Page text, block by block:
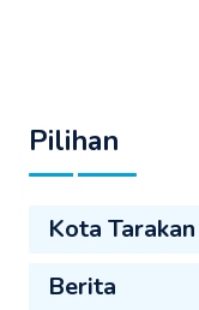
Pilihan
Kota Tarakan
Berita